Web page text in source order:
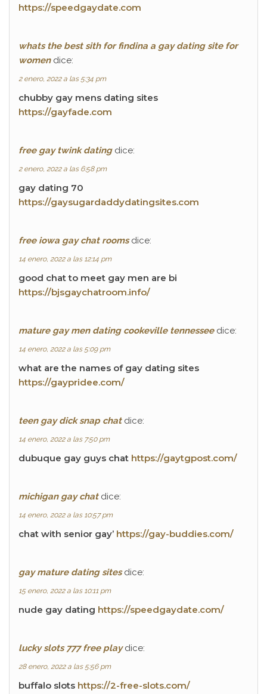
https://speedgaydate.com
whats the best sith for findina a gay dating site for
women dice:
2 enero, 2022 a las 5:34 pm
chubby gay mens dating sites
https://gayfade.com
free gay twink dating dice:
2 enero, 2022 a las 6:58 pm
gay dating 70
https://gaysugardaddydatingsites.com
free iowa gay chat rooms dice:
14 enero, 2022 a las 12:14 pm
good chat to meet gay men are bi
https://bjsgaychatroom.info/
mature gay men dating cookeville tennessee dice:
14 enero, 2022 a las 5:09 pm
what are the names of gay dating sites
https://gaypridee.com/
teen gay dick snap chat dice:
14 enero, 2022 a las 7:50 pm
dubuque gay guys chat https://gaytgpost.com/
michigan gay chat dice:
14 enero, 2022 a las 10:57 pm
chat with senior gay’ https://gay-buddies.com/
gay mature dating sites dice:
15 enero, 2022 a las 10:11 pm
nude gay dating https://speedgaydate.com/
lucky slots 777 free play dice:
28 enero, 2022 a las 5:56 pm
buffalo slots https://2-free-slots.com/